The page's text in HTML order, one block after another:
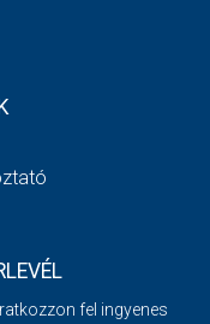
fel ingyenes